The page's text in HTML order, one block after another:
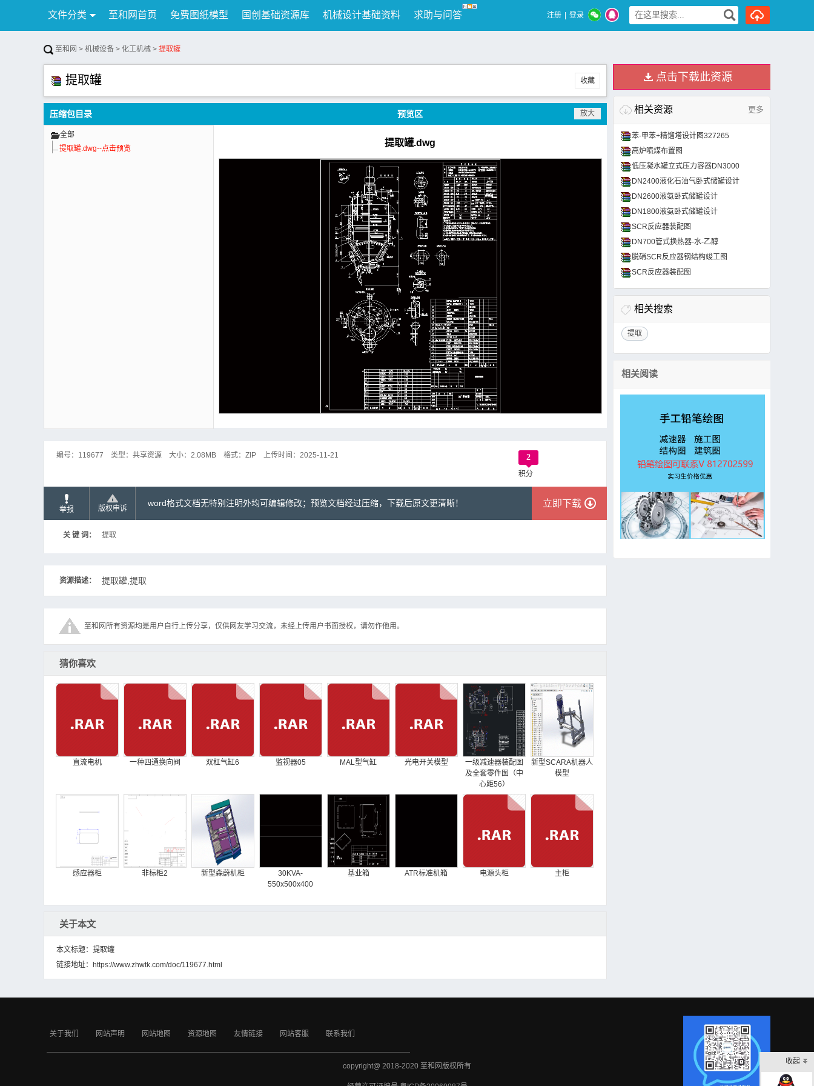
文件分类 至和网首页 免费图纸模型 国创基础资源库 机械设计基础资料 求助与问答
行业资讯 公告 联系我们
注册 登录
至和网 > 机械设备 > 化工机械 > 提取罐
提取罐 收藏
压缩包目录 预览区
全部
提取罐.dwg--点击预览
提取罐.dwg
编号： 119677 类型： 共享资源 大小： 2.08MB 格式： ZIP 上传时间： 2025-11-21 2
积分
举报 版权申诉
word格式文档无特别注明外均可编辑修改；预览文档经过压缩，下载后原文更清晰！ 立即下载
关 键 词： 提取
资源描述： 提取罐,提取
至和网所有资源均是用户自行上传分享，仅供网友学习交流，未经上传用户书面授权，请勿作他用。
猜你喜欢
直流电机 一种四通换向阀 双杠气缸6 监视器05 MAL型气缸 光电开关模型
一级减速器装配图
及全套零件图（中
心距56）
新型SCARA机器人
模型
感应器柜 非标柜2 新型森蔚机柜
30KVA-
550x500x400
基业箱 ATR标准机箱 电源头柜 主柜
关于本文
本文标题：提取罐
链接地址： https://www.zhwtk.com/doc/119677.html
点击下载此资源
相关资源 更多
苯-甲苯+精馏塔设计图327265
高炉喷煤布置图
低压凝水罐立式压力容器DN3000
DN2400液化石油气卧式储罐设计
DN2600液氨卧式储罐设计
DN1800液氨卧式储罐设计
SCR反应器装配图
DN700管式换热器-水-乙醇
脱硝SCR反应器钢结构竣工图
SCR反应器装配图
相关搜索
提取
相关阅读
关于我们 网站声明 网站地图 资源地图 友情链接 网站客服 联系我们
copyright@ 2018-2020 至和网版权所有
收起